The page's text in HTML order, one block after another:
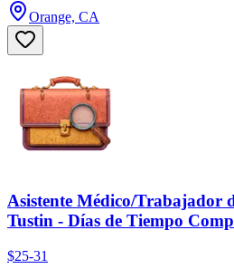
Orange, CA
Asistente Médico/Trabajador
Tustin - Días de Tiempo
$25-31